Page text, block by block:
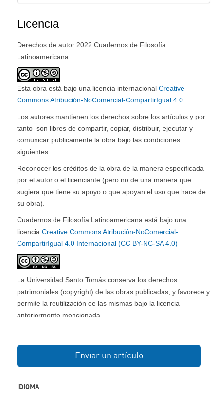
Licencia
Derechos de autor 2022 Cuadernos de Filosofía
Latinoamericana
Esta obra está bajo una licencia internacional Creative
Commons Atribución-NoComercial-CompartirIgual 4.0
Los autores mantienen los derechos sobre los artículos y por
tanto son libres de compartir, copiar, distribuir, ejecutar y
comunicar públicamente la obra bajo las condiciones
siguientes:
Reconocer los créditos de la obra de la manera especificada
por el autor o el licenciante (pero no de una manera que
sugiera que tiene su apoyo o que apoyan el uso que hace de
su obra).
Cuadernos de Filosofía Latinoamericana está bajo una
licencia Creative Commons Atribución-NoComercial-
CompartirIgual 4.0 Internacional (CC BY-NC-SA 4.0)
La Universidad Santo Tomás conserva los derechos
patrimoniales (copyright) de las obras publicadas, y favorece y
permite la reutilización de las mismas bajo la licencia
anteriormente mencionada.
Enviar un artículo
IDIOMA